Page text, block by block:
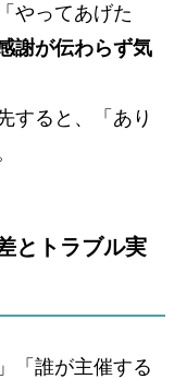
やってあげた
謝が伝わらず気
すると、「あり
とトラブル実
「誰が主催する